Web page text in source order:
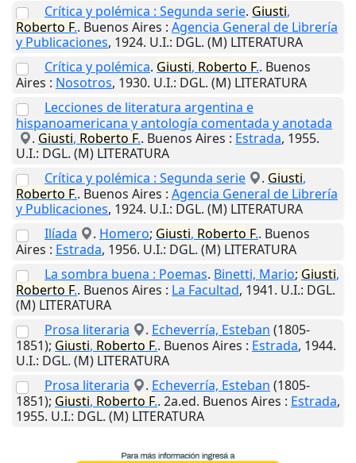
Crítica y polémica : Segunda serie. Giusti,
Roberto F.. Buenos Aires : Agencia General de Librería
y Publicaciones, 1924. U.I.: DGL. (M) LITERATURA
Crítica y polémica. Giusti, Roberto F.. Buenos
Aires : Nosotros, 1930. U.I.: DGL. (M) LITERATURA
Lecciones de literatura argentina e
hispanoamericana y antología comentada y anotada
. Giusti, Roberto F.. Buenos Aires : Estrada, 1955.
U.I.: DGL. (M) LITERATURA
Crítica y polémica : Segunda serie
. Giusti,
Roberto F.. Buenos Aires : Agencia General de Librería
y Publicaciones, 1924. U.I.: DGL. (M) LITERATURA
Ilíada
. Homero; Giusti, Roberto F.. Buenos
Aires : Estrada, 1956. U.I.: DGL. (M) LITERATURA
La sombra buena : Poemas. Binetti, Mario; Giusti,
Roberto F.. Buenos Aires : La Facultad, 1941. U.I.: DGL.
(M) LITERATURA
Prosa literaria
. Echeverría, Esteban (1805-
1851); Giusti, Roberto F.. Buenos Aires : Estrada, 1944.
U.I.: DGL. (M) LITERATURA
Prosa literaria
. Echeverría, Esteban (1805-
1851); Giusti, Roberto F.. 2a.ed. Buenos Aires : Estrada,
1955. U.I.: DGL. (M) LITERATURA